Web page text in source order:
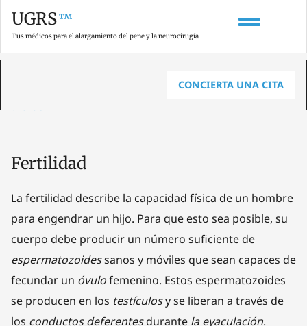
UGRS™
Tus médicos para el alargamiento del pene y la neurocirugía
CONCIERTA UNA CITA
GLOSARIO SOBRE AGRANDAMIENTO DE PENE, ANATOMÍA Y
Fertilidad
La fertilidad describe la capacidad física de un hombre
para engendrar un hijo. Para que esto sea posible, su
cuerpo debe producir un número suficiente de
espermatozoidessanos y móviles que sean capaces de
fecundar un óvulofemenino. Estos espermatozoides
se producen en los testículosy se liberan a través de
los conductos deferentesdurante la eyaculación.